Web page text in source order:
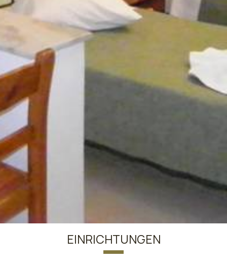
EINRICHTUNGEN